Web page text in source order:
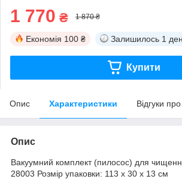
1 770 ₴ 1 870 ₴
Економія 100 ₴ Залишилось 1
Купити
Опис Характеристики Відгуки
Опис
Вакуумний комплект (пилосос) для
28003 Розмір упаковки: 113 х 30 х 13 см